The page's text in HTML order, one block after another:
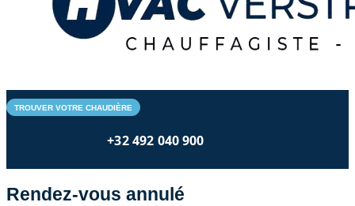
TROUVER VOTRE CHAUDIÈRE
+32 492 040 900
Rendez-vous annulé